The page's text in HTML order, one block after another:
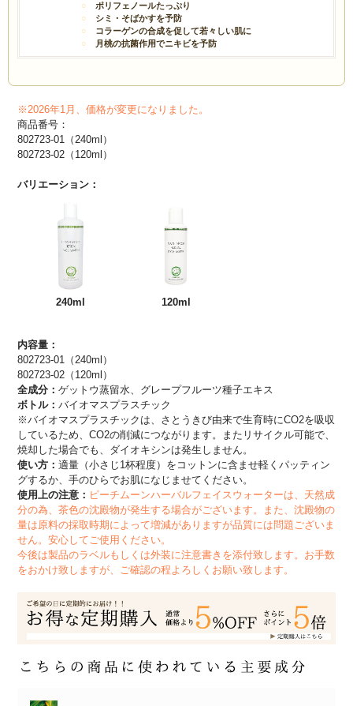
ポリフェノールたっぷり
シミ・そばかすを予防
コラーゲンの合成を促して若々しい肌に
月桃の抗菌作用でニキビを予防
※2026年1月、価格が変更になりました。
商品番号：
802723-01（240ml）
802723-02（120ml）
バリエーション：
240ml 120ml
内容量：
802723-01（240ml）
802723-02（120ml）
全成分：ゲットウ蒸留水、グレープフルーツ種子エキス
ボトル：バイオマスプラスチック
※バイオマスプラスチックは、さとうきび由来で生育時にCO2を吸収
しているため、CO2の削減につながります。またリサイクル可能で、
焼却した場合でも、ダイオキシンは発生しません。
使い方：適量（小さじ1杯程度）をコットンに含ませ軽くパッティン
グするか、手のひらでお肌になじませてください。
使用上の注意： ピーチムーンハーバルフェイスウォーターは、天然成
分の為、茶色の沈殿物が発生する場合がございます。また、沈殿物の
量は原料の採取時期によって増減がありますが品質には問題ございま
せん。安心してご使用ください。
今後は製品のラベルもしくは外装に注意書きを添付致します。お手数
をおかけ致しますが、ご確認の程よろしくお願い致します。